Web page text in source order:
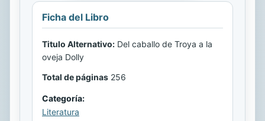
Ficha del Libro
Titulo Alternativo: Del caballo de Troya a la
oveja Dolly
Total de páginas 256
Categoría:
Literatura